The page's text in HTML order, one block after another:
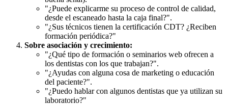
"¿Puede explicarme su proceso de control de calidad,
desde el escaneado hasta la caja final?".
"¿Sus técnicos tienen la certificación CDT? ¿Reciben
formación periódica?"
Sobre asociación y crecimiento:
"¿Qué tipo de formación o seminarios web ofrecen a
los dentistas con los que trabajan?".
"¿Ayudas con alguna cosa de marketing o educación
del paciente?".
"¿Puedo hablar con algunos dentistas que ya utilizan su
laboratorio?"